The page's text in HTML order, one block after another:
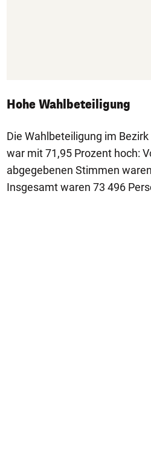
Hohe Wahlbeteiligung
Die Wahlbeteiligung im
war mit 71,95 Prozent hoch:
abgegebenen Stimmen
Insgesamt waren 73 496